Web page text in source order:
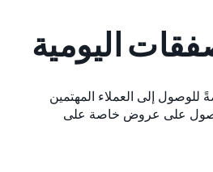
اليومية
إلى العملاء المهتمين
على عروض خاصة على